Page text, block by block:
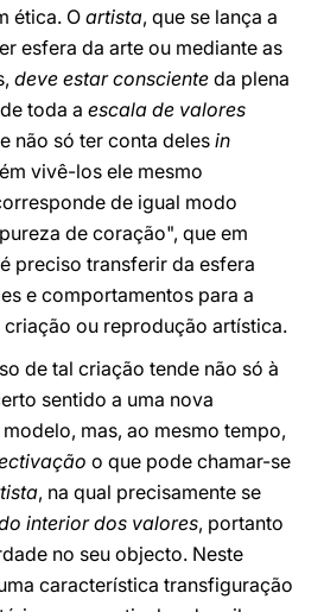
ética. O artista, que se lança a
esfera da arte ou mediante as
deve estar consciente da plena
toda a escala de valores
não só ter conta deles in
vivê-los ele mesmo
de igual modo
de coração", que em
preciso transferir da esfera
e comportamentos para a
ou reprodução artística.
de tal criação tende não só à
sentido a uma nova
mas, ao mesmo tempo,
o que pode chamar-se
, na qual precisamente se
interior dos valores, portanto
no seu objecto. Neste
característica transfiguração